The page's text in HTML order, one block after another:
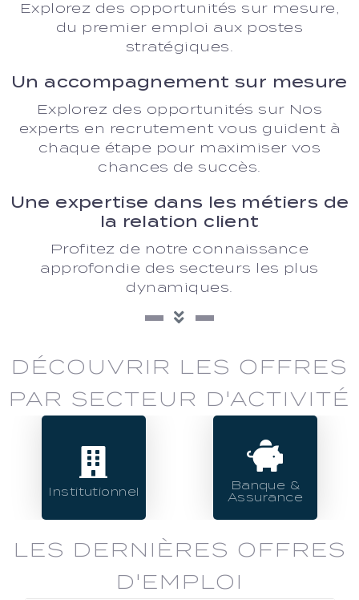
Explorez des opportunités sur mesure,
du premier emploi aux postes
stratégiques.
Un accompagnement sur mesure
Explorez des opportunités sur Nos
experts en recrutement vous guident à
chaque étape pour maximiser vos
chances de succès.
Une expertise dans les métiers de
la relation client
Profitez de notre connaissance
approfondie des secteurs les plus
dynamiques.
DÉCOUVRIR LES OFFRES
PAR SECTEUR D'ACTIVITÉ
Institutionnel
Banque &
Assurance
LES DERNIÈRES OFFRES
D'EMPLOI